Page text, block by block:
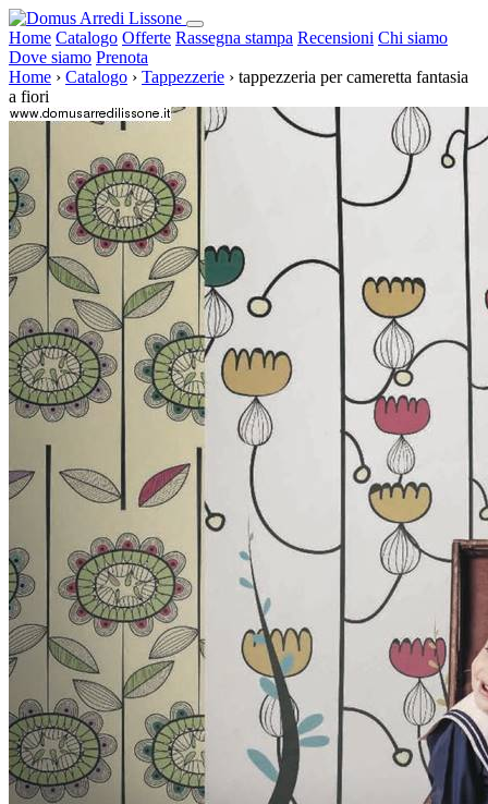
Home Catalogo Offerte Rassegna stampa Recensioni Chi siamo
Dove siamo Prenota
Home › Catalogo › Tappezzerie › tappezzeria per cameretta fantasia
a fiori